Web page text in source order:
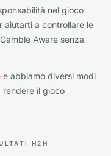
nel gioco
aiutarti a controllare le
Aware senza
e abbiamo diversi modi
rendere il gioco
H2H